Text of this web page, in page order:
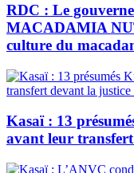
RDC : Le
MACADAMIA
culture du
Kasaï : 13
avant leur